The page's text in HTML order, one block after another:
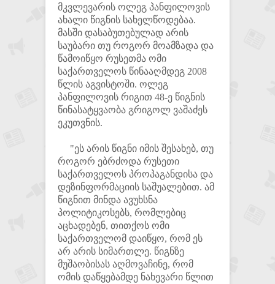
მკვლევარის ოლეგ პანფილოვის
ახალი წიგნის სახელწოდებაა.
მასში დასაბუთებულად არის
საუბარი თუ როგორ მოამზადა და
წამოიწყო რუსეთმა ომი
საქართველოს წინააღმდეგ 2008
წლის აგვისტოში. ოლეგ
პანფილოვის რიგით 48-ე წიგნის
წინასატყვაობა გრიგოლ ვაშაძეს
ეკუთვნის.
"ეს არის წიგნი იმის შესახებ, თუ
როგორ ებრძოდა რუსეთი
საქართველოს პროპაგანდისა და
დეზინფორმაციის საშუალებით. ამ
წიგნით მინდა ავუხსნა
პოლიტიკოსებს, რომლებიც
აცხადებენ, თითქოს ომი
საქართველომ დაიწყო, რომ ეს
არ არის სიმართლე. წიგნზე
მუშაობისას აღმოვაჩინე, რომ
ომის დაწყებამდე ნახევარი წლით